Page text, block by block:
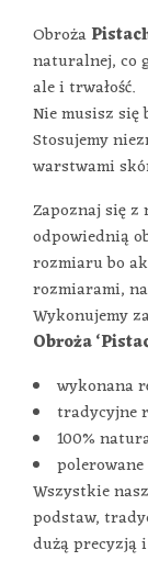
Obroża
naturalnej, co
ale i trwałość.
Nie musisz się
Stosujemy
warstwami
Zapoznaj się z
odpowiednią
rozmiaru bo
rozmiarami,
Wykonujemy
Obroża
wykonana
tradycyjne
100%
Wszystkie
podstaw,
dużą precyzją